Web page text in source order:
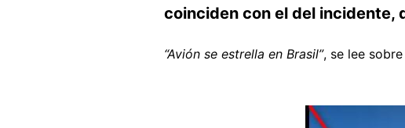
coinciden con el del incidente,
“Avión se estrella en Brasil”, se lee